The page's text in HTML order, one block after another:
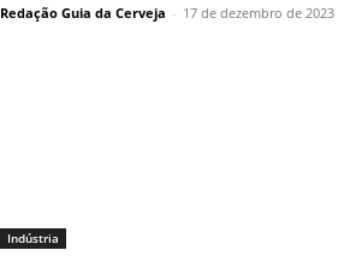
Redação Guia da Cerveja - 17 de dezembro de 2023
Indústria